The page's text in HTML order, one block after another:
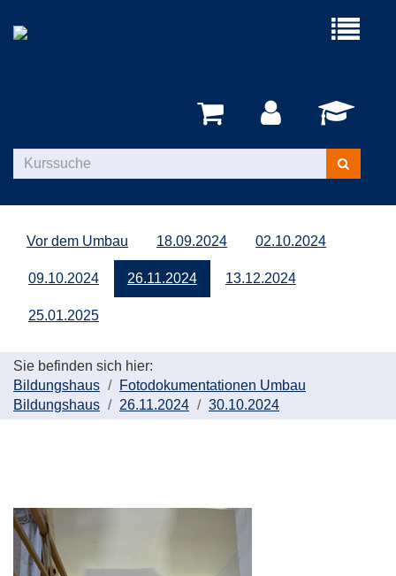
Menü
Kurse
suchen
Vor dem Umbau 18.09.2024 02.10.2024
09.10.2024 26.11.2024 13.12.2024
25.01.2025
Sie befinden sich hier:
Bildungshaus
Fotodokumentationen Umbau
Bildungshaus
26.11.2024 30.10.2024